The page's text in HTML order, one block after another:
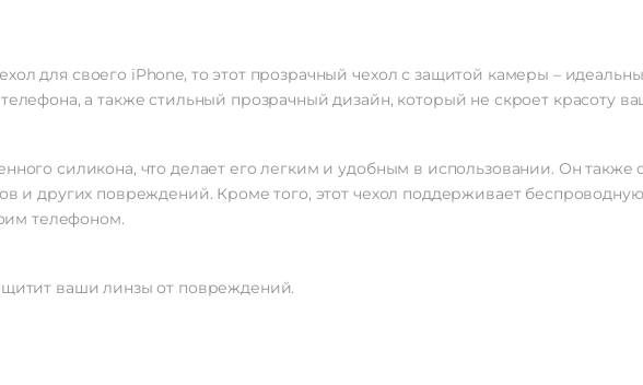
для своего iPhone, то этот прозрачный чехол с защитой камеры –
а также стильный прозрачный дизайн, который не скроет красоту
силикона, что делает его легким и удобным в использовании. Он также
и других повреждений. Кроме того, этот чехол поддерживает беспроводную
телефоном.
ваши линзы от повреждений.